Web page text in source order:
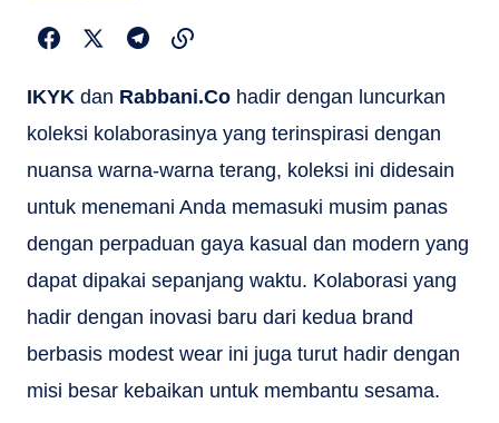
IKYK dan Rabbani.Co hadir dengan luncurkan
koleksi kolaborasinya yang terinspirasi dengan
nuansa warna-warna terang, koleksi ini didesain
untuk menemani Anda memasuki musim panas
dengan perpaduan gaya kasual dan modern yang
dapat dipakai sepanjang waktu. Kolaborasi yang
hadir dengan inovasi baru dari kedua brand
berbasis modest wear ini juga turut hadir dengan
misi besar kebaikan untuk membantu sesama.